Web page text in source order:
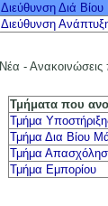
Διεύθυνση Διά
Διεύθυνση
Νέα -
Τμήματα που
Τμήμα
Τμήμα Δια Βίου
Τμήμα
Τμήμα Εμπορίου